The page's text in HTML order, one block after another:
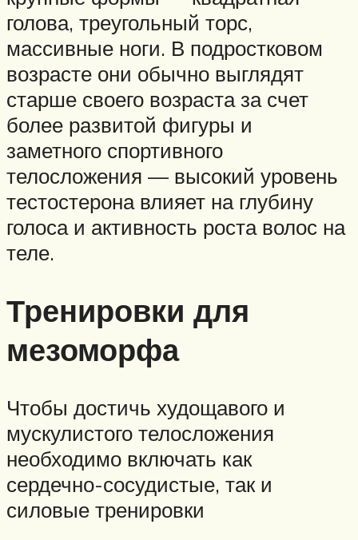
голова, треугольный торс,
массивные ноги. В подростковом
возрасте они обычно выглядят
старше своего возраста за счет
более развитой фигуры и
заметного спортивного
телосложения — высокий уровень
тестостерона влияет на глубину
голоса и активность роста волос на
теле.
Тренировки для
мезоморфа
Чтобы достичь худощавого и
мускулистого телосложения
необходимо включать как
сердечно-сосудистые, так и
силовые тренировки